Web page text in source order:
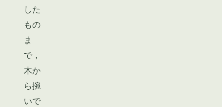
した
もの
ま
で，
木か
ら捥
いで